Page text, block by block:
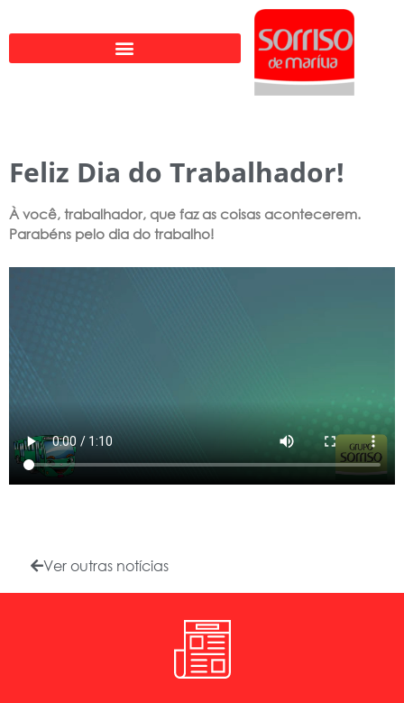
Feliz Dia do Trabalhador!
À você, trabalhador, que faz as coisas acontecerem.
Parabéns pelo dia do trabalho!
Ver outras notícias